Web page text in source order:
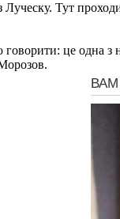
Тут
це одна з